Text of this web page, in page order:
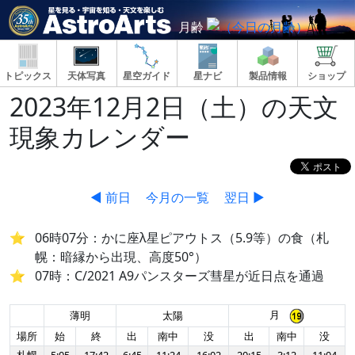
月齢
トピックス 天体写真 星空ガイド 星ナビ 製品情報 ショップ
2023年12月2日（土）の天文
現象カレンダー
◀ 前日 今月の一覧 翌日 ▶
06時07分：かに座λ星ピアウトス（5.9等）の食（札
幌：暗縁から出現、高度50°）
07時：C/2021 A9パンスターズ彗星が近日点を通過
薄明 太陽
月
場所
始 終 出 南中 没 出 南中
没